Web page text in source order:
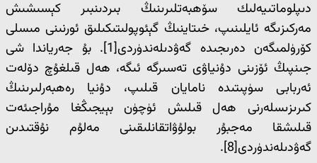
دىپلوماتىيەلىك سۆھبەتلىرىنىڭ بىردىنبىر كېسىشىش
مەركىزىگە ئايلىنىپ، خىتاينىڭ گېئوپولىتىكىلىق ئورنىنى مىسلى
كۆرۈلمىگەن دەرىجىدە گەۋدىلەندۈردى[1]. بۇ جەرياندا شى
جىنپىڭ ئۆزىنى دۇنياۋى تەسىرگە ئىگە، ھەل قىلغۇچ دۆلەت
ئەربابى سۈپىتىدە نامايان قىلىپ، دۇنيا رەھبەرلىرىنىڭ
كىرىزىسلەرنى ھەل قىلىش ئۈچۈن بېيجىڭغا مۇراجىئەت
قىلىشقا مەجبۇر بولۇۋاتقانلىقىنى مەلۇم نۇقتىدىن
گەۋدىلەندۈردى[8].